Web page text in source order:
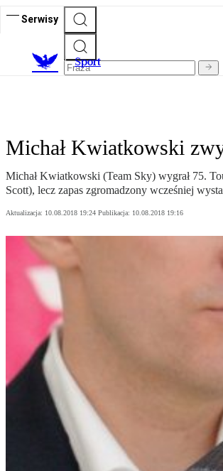
Serwisy
Sport
Michał Kwiatkowski
Michał Kwiatkowski (Team Sky) wygrał 75.
Scott), lecz zapas zgromadzony wcześniej
Aktualizacja: 10.08.2018 19:24 Publikacja: 10.08.2018 19:16